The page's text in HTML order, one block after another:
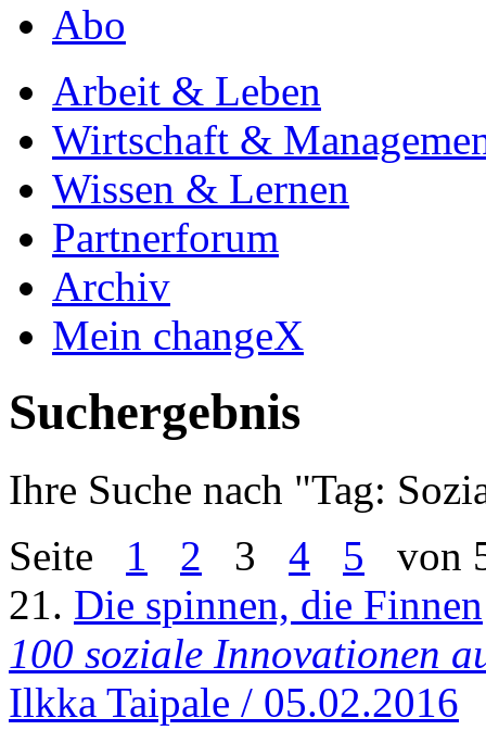
Abo
Arbeit & Leben
Wirtschaft &
Wissen & Lernen
Partnerforum
Archiv
Mein changeX
Suchergebnis
Ihre Suche nach "Tag:
Seite 1 2 3 4 5 von
21. Die spinnen, die Finnen
100 soziale Innovationen
Ilkka Taipale / 05.02.2016